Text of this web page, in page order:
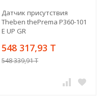
Датчик присутствия
Theben thePrema P360-101
E UP GR
548 317,93 T
548 339,91 T